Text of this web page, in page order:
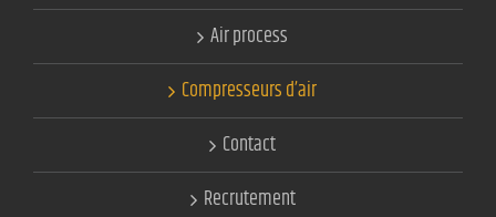
Air process
Compresseurs d’air
Contact
Recrutement